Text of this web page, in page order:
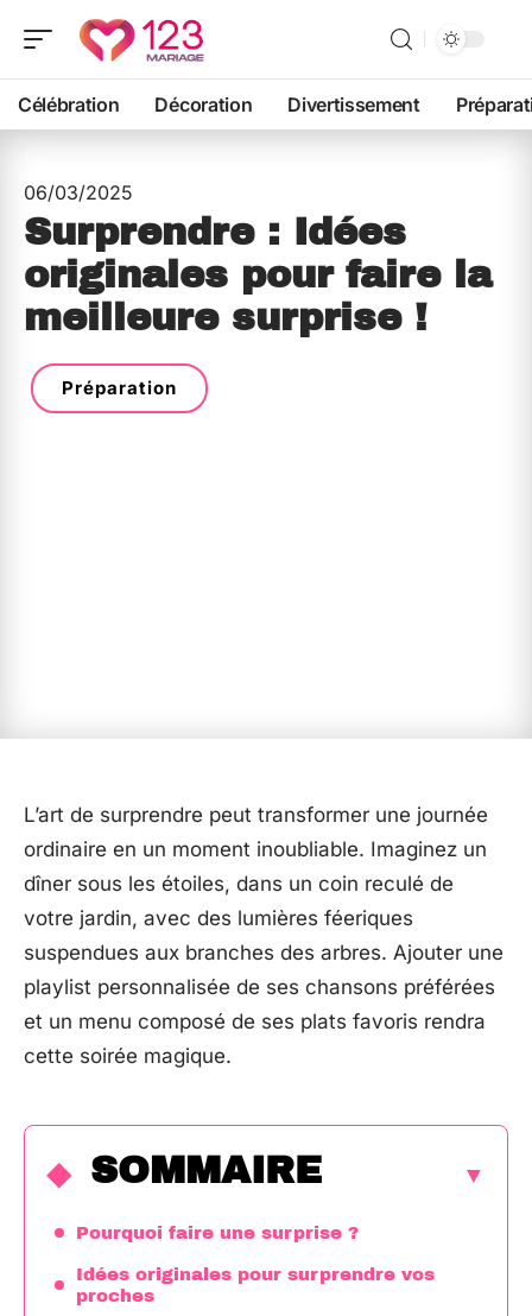
Célébration Décoration Divertissement
06/03/2025
Surprendre : Idées
originales pour faire la
meilleure surprise !
Préparation
L’art de surprendre peut transformer une journée
ordinaire en un moment inoubliable. Imaginez un
dîner sous les étoiles, dans un coin reculé de
votre jardin, avec des lumières féeriques
suspendues aux branches des arbres. Ajouter une
playlist personnalisée de ses chansons préférées
et un menu composé de ses plats favoris rendra
cette soirée magique.
SOMMAIRE
Pourquoi faire une surprise ?
Idées originales pour surprendre vos
proches